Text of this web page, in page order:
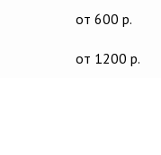
от 600 р.
от 1200 р.